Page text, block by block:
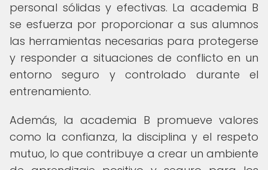
personal sólidas y efectivas. La academia B
se esfuerza por proporcionar a sus alumnos
las herramientas necesarias para protegerse
y responder a situaciones de conflicto en un
entorno seguro y controlado durante el
entrenamiento.
Además, la academia B promueve valores
como la confianza, la disciplina y el respeto
mutuo, lo que contribuye a crear un ambiente